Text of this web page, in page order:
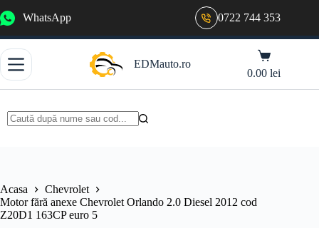
la
WhatsApp 0722 744 353
EDMauto.ro
Coș
de
cumpărături
0.00lei
Acasa
Chevrolet
Motor fără anexe Chevrolet Orlando 2.0 Diesel 2012 cod
Z20D1 163CP euro 5